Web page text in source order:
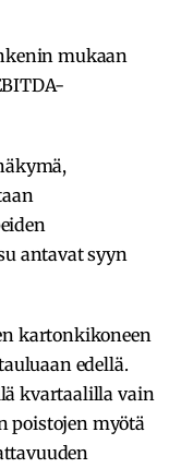
mukaan
antavat syyn
kartonkikoneen
edellä.
kvartaalilla vain
poistojen myötä